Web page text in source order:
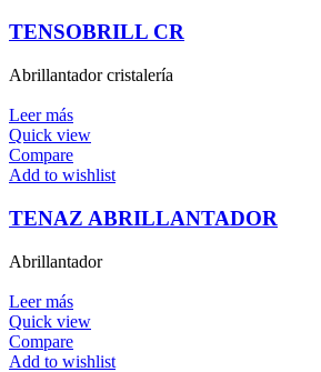
TENSOBRILL CR
Abrillantador cristalería
Leer más
Quick view
Compare
Add to wishlist
TENAZ ABRILLANTADOR
Abrillantador
Leer más
Quick view
Compare
Add to wishlist